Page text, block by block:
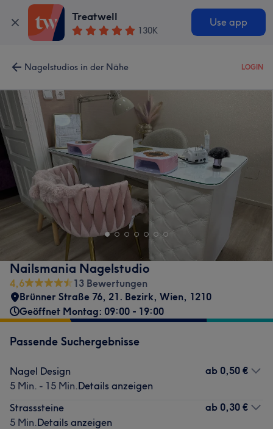
Treatwell
130K
Use app
Nagelstudios in der Nähe LOGIN
Nailsmania Nagelstudio
4,6
13 Bewertungen
Brünner Straße 76, 21. Bezirk, Wien, 1210
Geöffnet Montag: 09:00 - 19:00
Passende Suchergebnisse
Nagel Design
5 Min. - 15 Min.Details anzeigen
ab 0,50 €
Strasssteine
5 Min.Details anzeigen
ab 0,30 €